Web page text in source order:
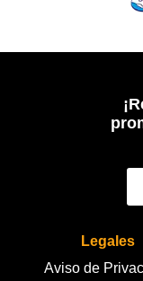
Legales
Aviso de